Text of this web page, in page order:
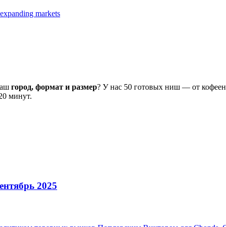
markets
город, формат и размер? У нас 50 готовых ниш — от
минут.
2025